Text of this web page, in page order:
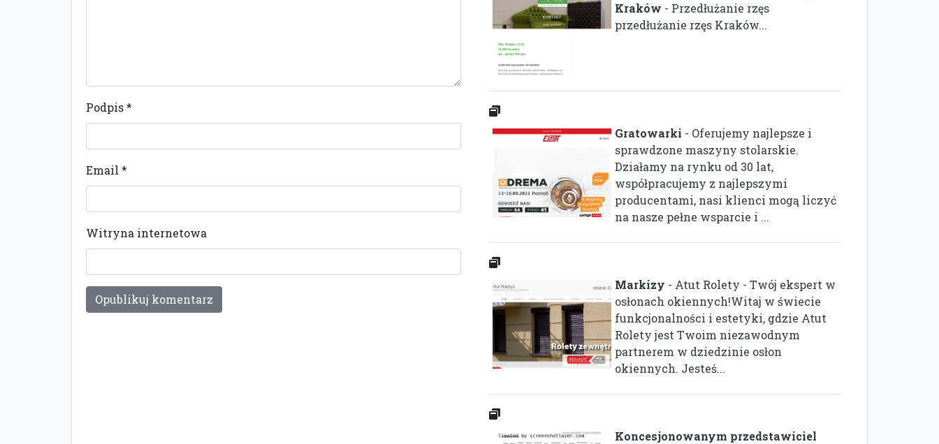
Podpis*
Email *
Witryna internetowa
Kraków - Przedłużanie rzęs
przedłużanie rzęs Kraków...
Gratowarki - Oferujemy najlepsze i
sprawdzone maszyny stolarskie.
Działamy na rynku od 30 lat,
współpracujemy z najlepszymi
producentami, nasi klienci mogą liczyć
na nasze pełne wsparcie i ...
Markizy - Atut Rolety - Twój ekspert w
osłonach okiennych!Witaj w świecie
funkcjonalności i estetyki, gdzie Atut
Rolety jest Twoim niezawodnym
partnerem w dziedzinie osłon
okiennych. Jesteś...
Koncesjonowanym przedstawiciel